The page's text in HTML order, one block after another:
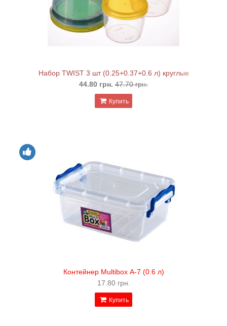
Набор TWIST 3 шт (0.25+0.37+0.6 л) круглые
44.80 грн. 47.70 грн.
Купить
Контейнер Multibox А-7 (0.6 л)
17.80 грн.
Купить